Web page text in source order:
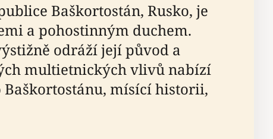
Baškortostán, Rusko, je
a pohostinným duchem.
odráží její původ a
multietnických vlivů nabízí
mísící historii,